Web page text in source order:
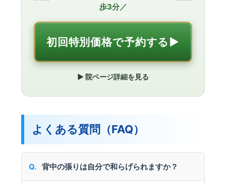
歩3分／
初回特別価格で予約する▶︎
▶︎ 院ページ詳細を見る
よくある質問（FAQ）
背中の張りは自分で和らげられますか？